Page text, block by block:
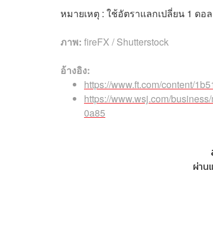
หมายเหตุ : ใช้อัตราแลกเปลี่ยน 1 ด
ภาพ: fireFX / Shutterstock
อ้างอิง:
https://www.ft.com/content/
https://www.wsj.com/
0a85
ผ่าน